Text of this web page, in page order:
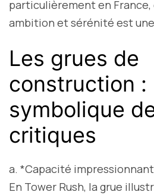
particulièrement en France,
ambition et sérénité est
Les grues de
construction :
symbolique
critiques
a. *Capacité
En Tower Rush, la grue